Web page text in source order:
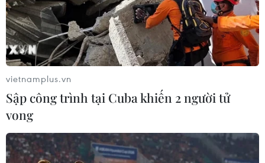
vietnamplus.vn
Sập công trình tại Cuba khiến 2 người tử
vong